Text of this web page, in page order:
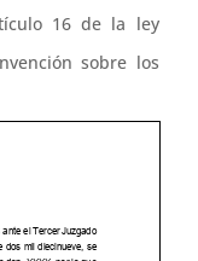
16 de la ley
sobre los